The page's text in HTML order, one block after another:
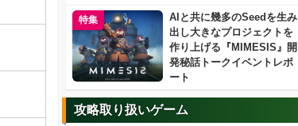
特集
AIと共に幾多のSeedを生み
出し大きなプロジェクトを
作り上げる『MIMESIS』開
発秘話トークイベントレポ
ート
攻略取り扱いゲーム